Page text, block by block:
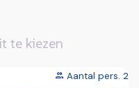
te kiezen
Aantal pers. 2